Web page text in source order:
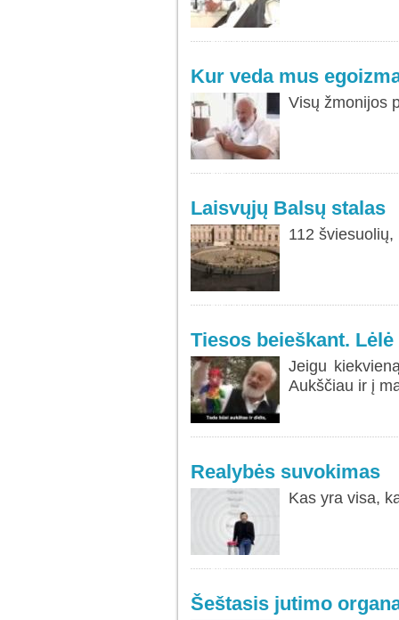
Kur veda mus
Visų žmonijos
Laisvųjų Balsų stalas
112
Tiesos beieškant.
Jeigu
Aukščiau ir į
Realybės suvokimas
Kas yra visa,
Šeštasis jutimo